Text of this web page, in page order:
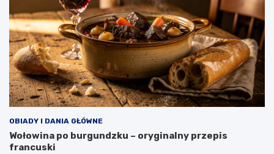
OBIADY I DANIA GŁÓWNE
Wołowina po burgundzku – oryginalny przepis
francuski